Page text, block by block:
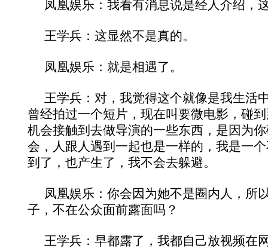
凤凰娱乐：我看有消息说是经人介绍，
王学兵：这显然不是真的。
凤凰娱乐：就是相遇了。
王学兵：对，我觉得这个就像是我生活
曾经拍过一个短片，现在叫要微电影，碰
机会接触到去做导演的一些东西，是因为
会，人跟人遇到一起也是一样的，我是一
到了，也产生了，我不会去躲避。
凤凰娱乐：你会因为她不是圈内人，所
子，不在公众面前露面吗？
王学兵：早都露了，我都自己放视频在